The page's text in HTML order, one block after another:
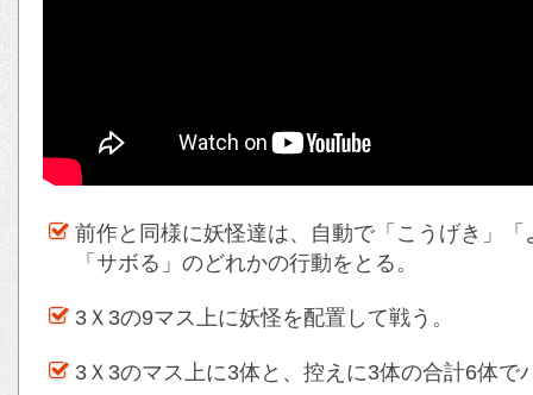
前作と同様に妖怪達は、自動で「こうげき」
「サボる」のどれかの行動をとる。
3Ｘ3の9マス上に妖怪を配置して戦う。
3Ｘ3のマス上に3体と、控えに3体の合計6体で